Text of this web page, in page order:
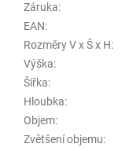
Záruka:
EAN:
Rozměry V x Š x H:
Výška:
Šířka:
Hloubka:
Objem:
Zvětšení objemu: